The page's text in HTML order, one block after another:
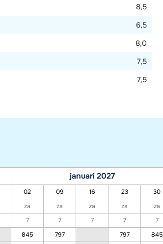
8,5
6,5
8,0
7,5
7,5
januari 2027
02 09 16 23 30
za za za za za
7 7 7 7 7
845 797 797 845